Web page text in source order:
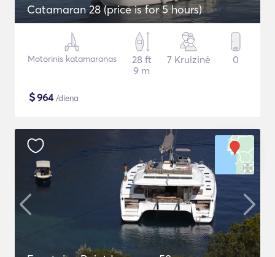
Catamaran 28 (price is for 5 hours)
Motorinis katamaranas
28 ft
9 m
7 Kruizinė 0
$964/diena